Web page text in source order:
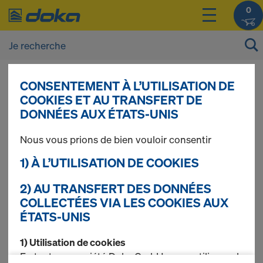
0
Vous pouvez afficher les prix de vos produits
après vous être connecté(e)ouinscrit(e)
Poutrelles en treillis
système
1 produits trouvés
CONSENTEMENT À L’UTILISATION DE
COOKIES ET AU TRANSFERT DE
DONNÉES AUX ÉTATS-UNIS
Nous vous prions de bien vouloir consentir
1) À L’UTILISATION DE COOKIES
2) AU TRANSFERT DES DONNÉES
COLLECTÉES VIA LES COOKIES AUX
ÉTATS-UNIS
1) Utilisation de cookies
En tant que société Doka GmbH, nous utilisons des